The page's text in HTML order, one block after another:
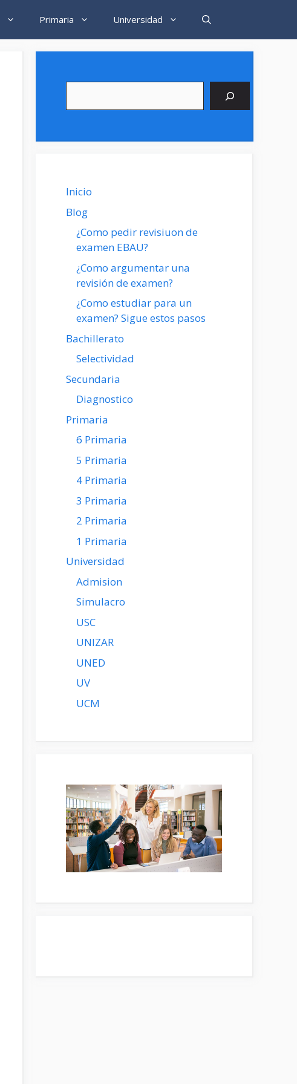
Primaria Universidad
Inicio
Blog
¿Como pedir revisiuon de
examen EBAU?
¿Como argumentar una
revisión de examen?
¿Como estudiar para un
examen? Sigue estos pasos
Bachillerato
Selectividad
Secundaria
Diagnostico
Primaria
6 Primaria
5 Primaria
4 Primaria
3 Primaria
2 Primaria
1 Primaria
Universidad
Admision
Simulacro
USC
UNIZAR
UNED
UV
UCM